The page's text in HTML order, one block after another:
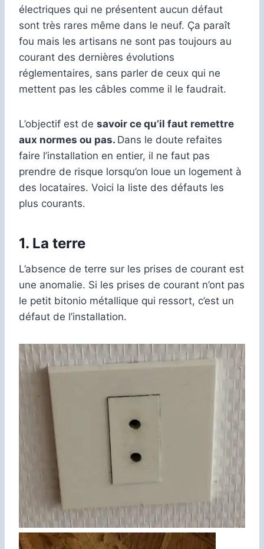
électriques qui ne présentent aucun défaut
sont très rares même dans le neuf. Ça paraît
fou mais les artisans ne sont pas toujours au
courant des dernières évolutions
réglementaires, sans parler de ceux qui ne
mettent pas les câbles comme il le faudrait.
L’objectif est de savoir ce qu’il faut remettre
aux normes ou pas. Dans le doute refaites
faire l’installation en entier, il ne faut pas
prendre de risque lorsqu’on loue un logement à
des locataires. Voici la liste des défauts les
plus courants.
1. La terre
L’absence de terre sur les prises de courant est
une anomalie. Si les prises de courant n’ont pas
le petit bitonio métallique qui ressort, c’est un
défaut de l’installation.